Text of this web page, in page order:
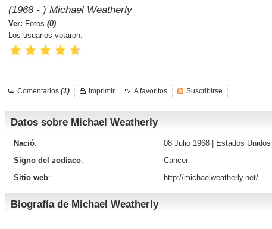
(1968 - ) Michael Weatherly
Ver: Fotos (0)
Los usuarios votaron:
Comentarios (1) Imprimir A favoritos Suscribirse
Datos sobre Michael Weatherly
Nació: 08 Julio 1968 |
Estados Unidos
Signo del zodiaco:
Cancer
Sitio web: http://michaelweatherly.net/
Biografía de Michael Weatherly